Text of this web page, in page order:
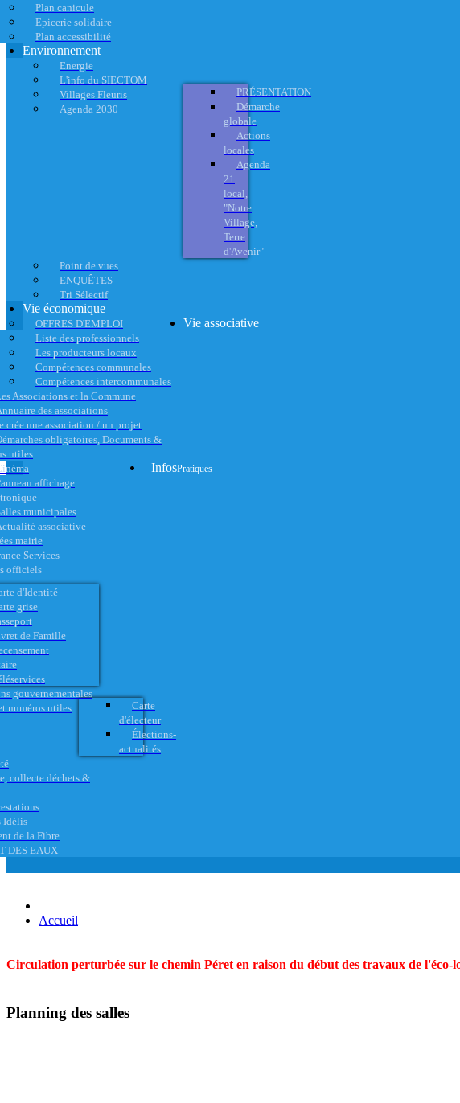
Plan canicule
Epicerie solidaire
Plan accessibilité
Environnement
Energie
L'info du SIECTOM
Villages Fleuris
Agenda 2030
PRÉSENTATION
Démarche
globale
Actions
locales
Agenda
21
local,
"Notre
Village,
Terre
d'Avenir"
Point de vues
ENQUÊTES
Tri Sélectif
Vie économique
OFFRES D'EMPLOI
Liste des professionnels
Les producteurs locaux
Compétences communales
Compétences intercommunales
Vie associative
Associations et la Commune
des associations
crée une association / un projet
obligatoires, Documents &
utiles
affichage
municipales
associative
InfosPratiques
mairie
Services
officiels
d'Identité
grise
de Famille
gouvernementales
numéros utiles
Carte
d'électeur
Élections-
actualités
collecte déchets &
Idélis
de la Fibre
DES EAUX
Accueil
Circulation perturbée sur le chemin Péret en raison du début des travaux de
Planning des salles